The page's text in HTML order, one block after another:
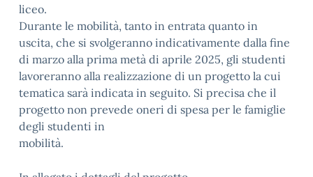
liceo.
Durante le mobilità, tanto in entrata quanto in
uscita, che si svolgeranno indicativamente dalla fine
di marzo alla prima metà di aprile 2025, gli studenti
lavoreranno alla realizzazione di un progetto la cui
tematica sarà indicata in seguito. Si precisa che il
progetto non prevede oneri di spesa per le famiglie
degli studenti in
mobilità.